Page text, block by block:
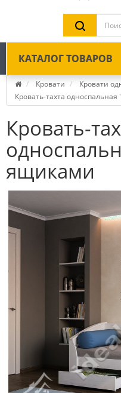
КАТАЛОГ ТОВАРОВ
Кровати
Кровати
Кровать-тахта
Кровать-
ящиками